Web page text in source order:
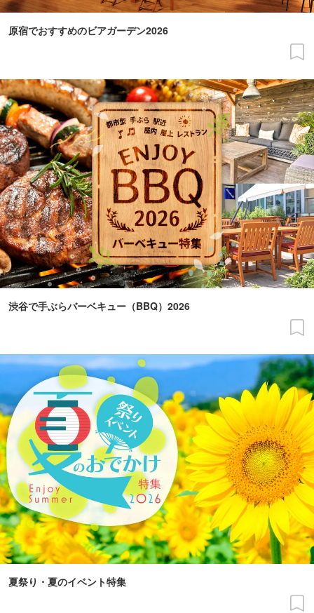
原宿でおすすめのビアガーデン2026
渋谷で手ぶらバーベキュー（BBQ）2026
夏祭り・夏のイベント特集